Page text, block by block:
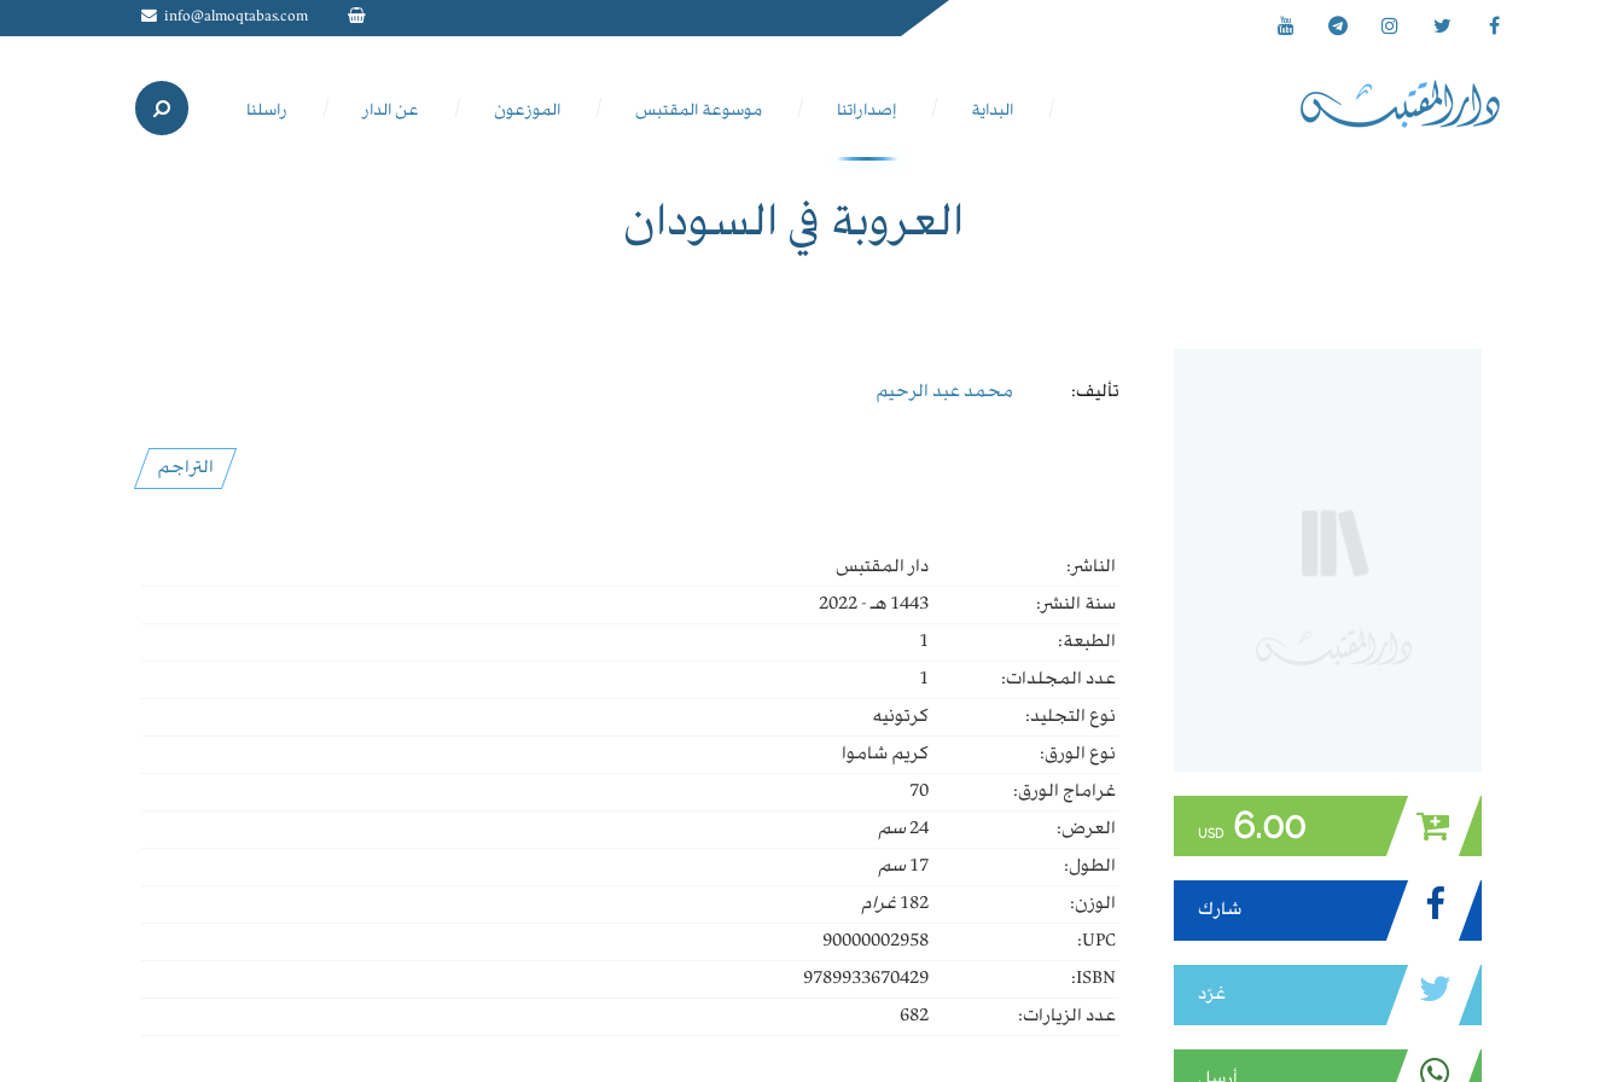
info@almoqtabas.com
البداية إصداراتنا موسوعة المقتبس الموزعون عن الدار راسلنا
العروبة في السودان
6.00
USD
شارك
غرّد
تأليف: محمد عبد الرحيم
التراجم
الناشر:
دار المقتبس
سنة النشر:
1443 هـ - 2022
الطبعة:
1
عدد المجلدات:
1
نوع التجليد:
كرتونيه
نوع الورق:
كريم شاموا
غراماج الورق:
70
العرض:
24سم
الطول:
17سم
الوزن:
182غرام
UPC:
90000002958
ISBN:
9789933670429
عدد الزيارات:
682